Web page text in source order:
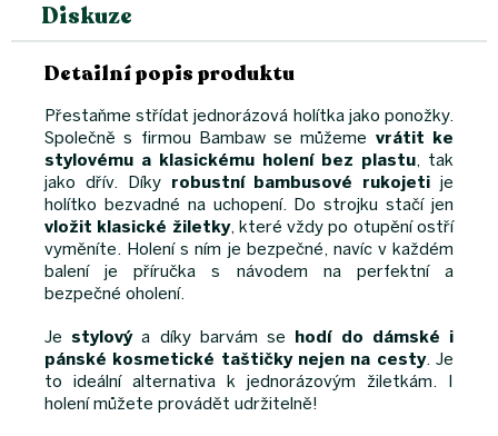
Diskuze
Detailní popis produktu
Přestaňme střídat jednorázová holítka jako ponožky.
Společně s firmou Bambaw se můžeme vrátit ke
stylovému a klasickému holení bez plastu, tak
jako dřív. Díky robustní bambusové rukojeti je
holítko bezvadné na uchopení. Do strojku stačí jen
vložit klasické žiletky, které vždy po otupění ostří
vyměníte. Holení s ním je bezpečné, navíc v každém
balení je příručka s návodem na perfektní a
bezpečné oholení.
Jestylovýa díky barvám se
hodí do dámské i
pánské kosmetické taštičky nejen na cesty. Je
to ideální alternativa k jednorázovým žiletkám. I
holení můžete provádět udržitelně!